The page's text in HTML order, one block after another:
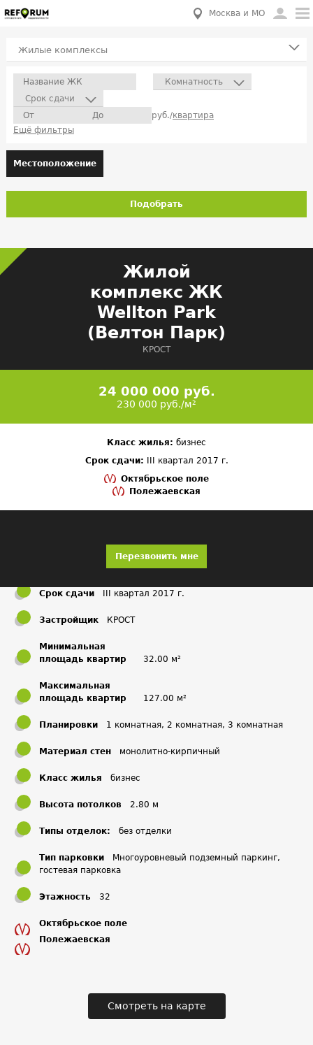
Москва и МО
Жилые комплексы
Комнатность
Срок сдачи
руб./квартира
Ещё фильтры
Местоположение
Подобрать
Жилой
комплекс ЖК
Wellton Park
(Велтон Парк)
КРОСТ
24 000 000 руб.
230 000 руб./м²
Класс жилья: бизнес
Срок сдачи: III квартал 2017 г.
Октябрьское поле
Полежаевская
Перезвонить мне
Срок сдачи III квартал 2017 г.
Застройщик КРОСТ
Минимальная
площадь квартир
32.00 м²
Максимальная
площадь квартир
127.00 м²
Планировки 1 комнатная, 2 комнатная, 3 комнатная
Материал стен монолитно-кирпичный
Класс жилья бизнес
Высота потолков 2.80 м
Типы отделок: без отделки
Тип парковки
Многоуровневый подземный паркинг,
гостевая парковка
Этажность 32
Октябрьское поле
Полежаевская
Смотреть на карте